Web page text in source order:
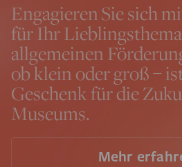
Engagieren Sie sich
für Ihr
allgemeinen
ob klein oder groß –
Geschenk für die
Museums.
Mehr